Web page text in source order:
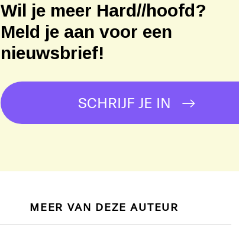
Wil je meer Hard//hoofd?
Meld je aan voor een
nieuwsbrief!
SCHRIJF JE IN
MEER VAN DEZE AUTEUR